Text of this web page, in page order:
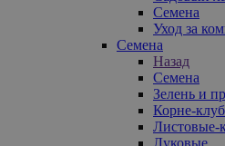
Семена
Уход за
Семена
Назад
Семена
Зелень и
Корне-
Листовые-
Луковые